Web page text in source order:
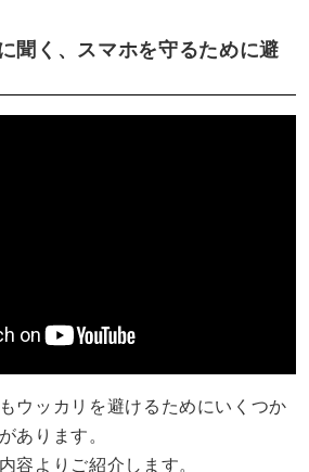
聞く、スマホを守るために避
ウッカリを避けるためにいくつか
あります。
容よりご紹介します。